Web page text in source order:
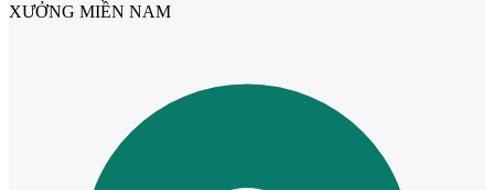
XƯỞNG MIỀN NAM